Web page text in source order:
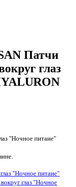
Патчи
глаз
"Ночное питаие"
"Ночное питаие"
глаз "Ночное